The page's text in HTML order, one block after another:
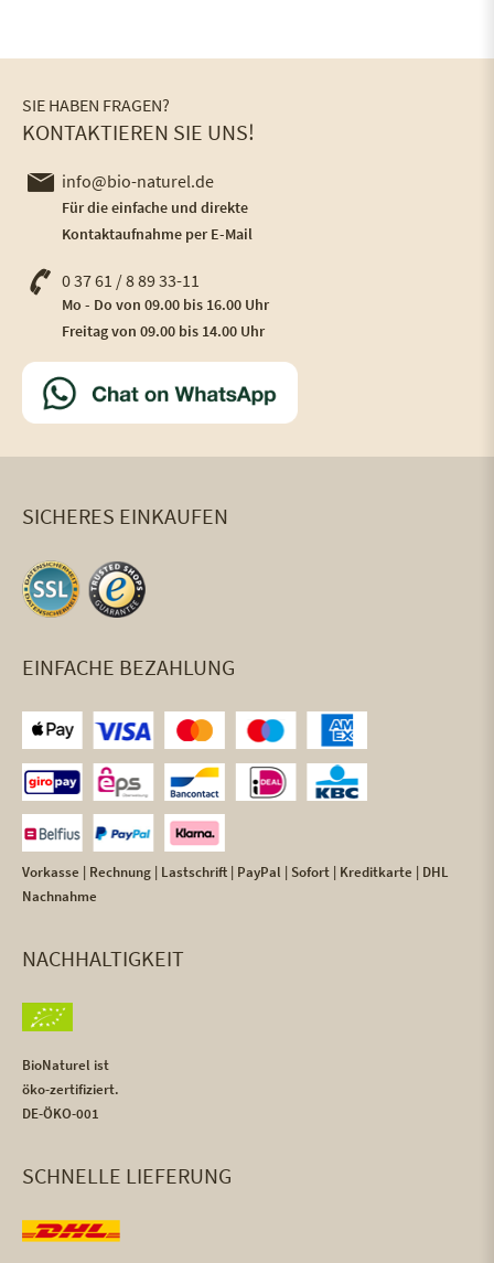
SIE HABEN FRAGEN?
KONTAKTIEREN SIE UNS!
info@bio-naturel.de
Für die einfache und direkte
Kontaktaufnahme per E-Mail
0 37 61 / 8 89 33-11
Mo - Do von 09.00 bis 16.00 Uhr
Freitag von 09.00 bis 14.00 Uhr
SICHERES EINKAUFEN
EINFACHE BEZAHLUNG
Vorkasse | Rechnung | Lastschrift | PayPal | Sofort | Kreditkarte | DHL
Nachnahme
NACHHALTIGKEIT
BioNaturel ist
öko-zertifiziert.
DE-ÖKO-001
SCHNELLE LIEFERUNG